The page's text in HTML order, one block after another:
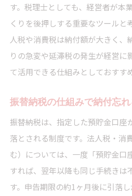
振替納税なら申告期限も資
れる
税理士が解説する申告
振替納税の猶予期間で
申告期限と振替日を税理
資金繰りを見据えた納
て方
e-Tax手続きで簡単・確実に
税理士が教えるe-Tax申
オンライン手続きで振替
す。税理士としても、経営者が本
くりを後押しする重要なツールと
人税や消費税は納付額が大きく、
りの急変や延滞税の発生が経営に
て活用できる仕組みとしておすす
振替納税の仕組みで納付忘
振替納税は、指定した預貯金口座
落とされる制度です。法人税・消
む）については、一度「預貯金口
すれば、翌年以降も同じ手続きは
す。申告期限の約1ヶ月後に引落